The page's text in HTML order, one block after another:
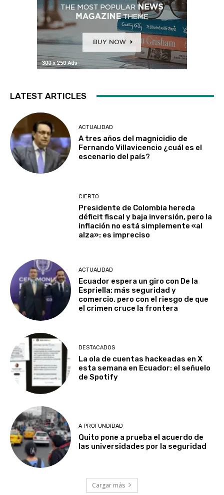
LATEST ARTICLES
ACTUALIDAD
A tres años del magnicidio de
Fernando Villavicencio ¿cuál es el
escenario del país?
CIERTO
Presidente de Colombia hereda
déficit fiscal y baja inversión, pero la
inflación no está simplemente «al
alza»: es impreciso
ACTUALIDAD
Ecuador espera un giro con De la
Espriella: más seguridad y
comercio, pero con el riesgo de que
el crimen cruce la frontera
DESTACADOS
La ola de cuentas hackeadas en X
esta semana en Ecuador: el señuelo
de Spotify
A PROFUNDIDAD
Quito pone a prueba el acuerdo de
las universidades por la seguridad
Cargar más